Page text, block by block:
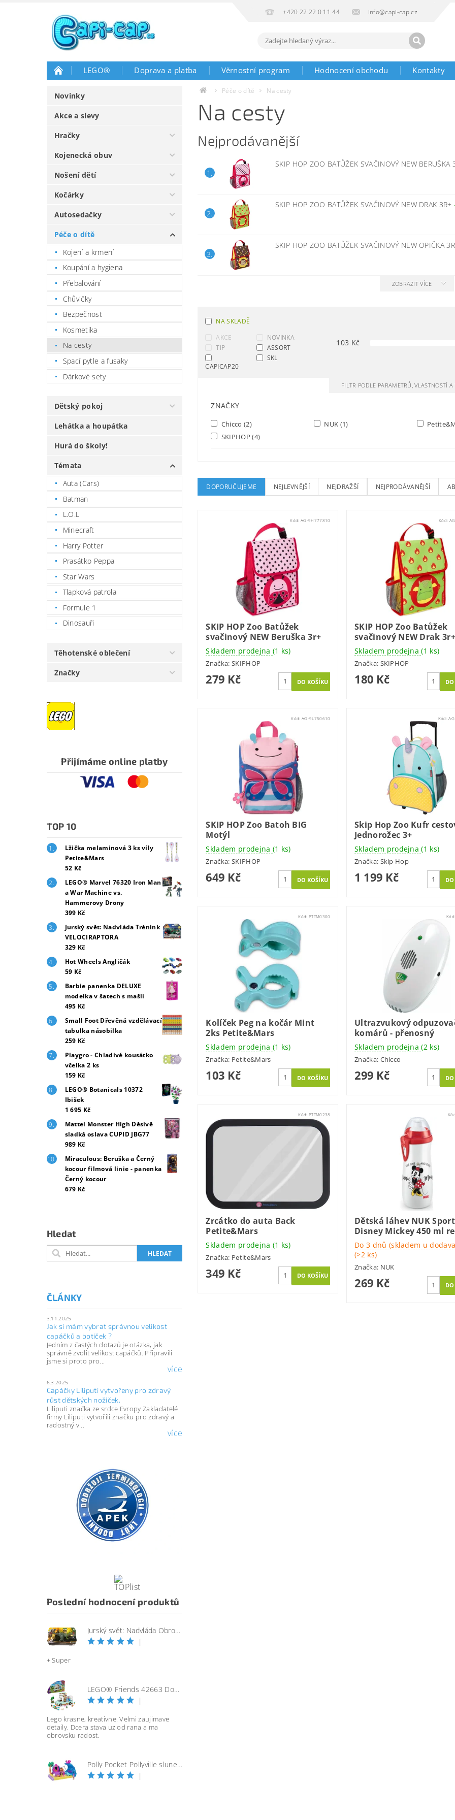
+420 22 22 0 11 44 info@capi-cap.cz
LEGO® Doprava a platba Věrnostní program Hodnocení obchodu Kontakty
Novinky
Akce a slevy
Hračky
Kojenecká obuv
Nošení dětí
Kočárky
Autosedačky
Péče o dítě
Kojení a krmení
Koupání a hygiena
Přebalování
Chůvičky
Bezpečnost
Kosmetika
Na cesty
Spací pytle a fusaky
Dárkové sety
Dětský pokoj
Lehátka a houpátka
Hurá do školy!
Témata
Auta (Cars)
Batman
L.O.L
Minecraft
Harry Potter
Prasátko Peppa
Star Wars
Tlapková patrola
Formule 1
Dinosauři
Těhotenské oblečení
Značky
Přijímáme online platby
TOP 10
Lžička melaminová 3 ks víly
Petite&Mars
52 Kč
LEGO® Marvel 76320 Iron Man
a War Machine vs.
Hammerovy Drony
399 Kč
Jurský svět: Nadvláda Trénink
VELOCIRAPTORA
329 Kč
Hot Wheels Angličák
59 Kč
Barbie panenka DELUXE
modelka v šatech s mašlí
495 Kč
Small Foot Dřevěná vzdělávací
tabulka násobilka
259 Kč
Playgro - Chladivé kousátko
včelka 2 ks
159 Kč
LEGO® Botanicals 10372
Ibišek
1 695 Kč
Mattel Monster High Děsivě
sladká oslava CUPID JBG77
989 Kč
Miraculous: Beruška a Černý
kocour filmová linie - panenka
Černý kocour
679 Kč
Hledat
ČLÁNKY
3.11.2025
Jak si mám vybrat správnou velikost
capáčků a botiček ?
Jedním z častých dotazů je otázka, jak
správně zvolit velikost capáčků. Připravili
jsme si proto pro...
více
6.3.2025
Capáčky Liliputi vytvořeny pro zdravý
růst dětských nožiček.
Liliputi značka ze srdce Evropy Zakladatelé
firmy Liliputi vytvořili značku pro zdravý a
radostný v...
více
Poslední hodnocení produktů
Jurský svět: Nadvláda Obrovský útočící SINOTYRANNUS
|
+ Super
LEGO® Friends 42663 Dobrodružství s karavanem přátelství
|
Lego krasne, kreativne. Velmi zaujimave
detaily. Dcera stava uz od rana a ma
obrovsku radost.
Polly Pocket Pollyville slunečná pláž
|
Péče o dítě Na cesty
Na cesty
Nejprodávanější
1.
SKIP HOP ZOO BATŮŽEK SVAČINOVÝ NEW BERUŠKA
2.
SKIP HOP ZOO BATŮŽEK SVAČINOVÝ NEW DRAK 3R+
3.
SKIP HOP ZOO BATŮŽEK SVAČINOVÝ NEW OPIČKA
ZOBRAZIT VÍCE
NA SKLADĚ
AKCE
NOVINKA
TIP
ASSORT
CAPICAP20
SKL
103 Kč
FILTR PODLE PARAMETRŮ, VLASTNOSTÍ A
ZNAČKY
Chicco (2) NUK (1)
SKIPHOP(4)
DOPORUČUJEME NEJLEVNĚJŠÍ NEJDRAŽŠÍ NEJPRODÁVANĚJŠÍ
Kód: AG-9H777810
SKIP HOP Zoo Batůžek
svačinový NEW Beruška 3r+
Skladem prodejna (1 ks)
Značka: SKIPHOP
279 Kč
Kód:
SKIP HOP Zoo Batůžek
svačinový NEW Drak 3r+
Skladem prodejna(1 ks)
Značka: SKIPHOP
180 Kč
Kód: AG-9L750610
SKIP HOP Zoo Batoh BIG
Motýl
Skladem prodejna (1 ks)
Značka: SKIPHOP
649 Kč
Kód:
Skip Hop Zoo Kufr
Jednorožec 3+
Skladem prodejna(1 ks)
Značka: Skip Hop
1 199 Kč
Kód: PTTM0300
Kolíček Peg na kočár Mint
2ks Petite&Mars
Skladem prodejna (1 ks)
Značka: Petite&Mars
103 Kč
Kód:
Ultrazvukový
komárů - přenosný
Skladem prodejna(2 ks)
Značka: Chicco
299 Kč
Kód: PTTM0238
Zrcátko do auta Back
Petite&Mars
Skladem prodejna (1 ks)
Značka: Petite&Mars
349 Kč
Kód:
Dětská láhev NUK
Disney Mickey 450 ml
Do 3 dnů (skladem u
(>2 ks)
Značka: NUK
269 Kč